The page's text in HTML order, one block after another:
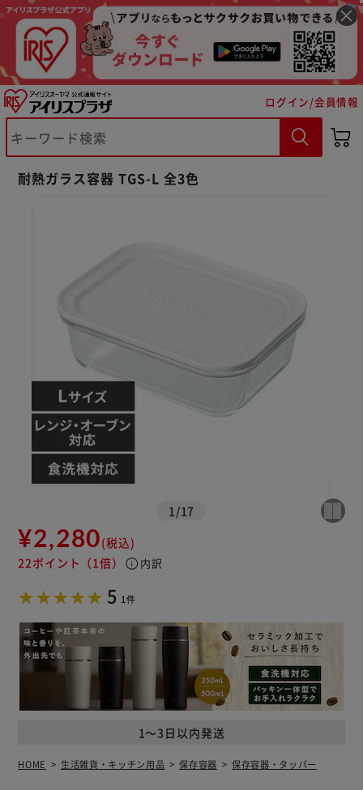
ログイン/会員情報
耐熱ガラス容器 TGS-L 全3色
1 /17
¥2,280(税込)
22ポイント （1倍） info 内訳
5 1件
1～3日以内発送
HOME 生活雑貨・キッチン用品 保存容器 保存容器・タッパー
※ご確認ください
カートに入れる